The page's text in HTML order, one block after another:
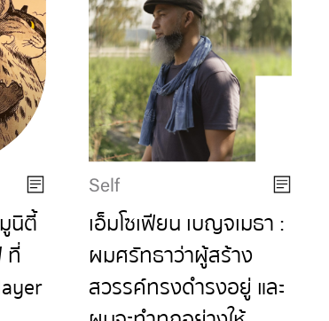
นิตี้
ที่
Self
เอ็มโซเฟียน เบญจเมธา :
ผมศรัทธาว่าผู้สร้าง
สวรรค์ทรงดำรงอยู่ และ